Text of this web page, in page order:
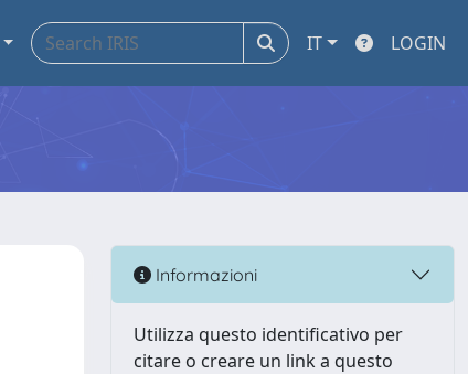
IT LOGIN
Informazioni
Utilizza questo identificativo per
citare o creare un link a questo